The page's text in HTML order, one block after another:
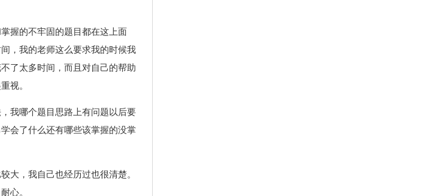
握的不牢固的题目都在这上面
，我的老师这么要求我的时候我
了太多时间，而且对自己的帮助
视。
我哪个题目思路上有问题以后要
会了什么还有哪些该掌握的没掌
大，我自己也经历过也很清楚。
心。